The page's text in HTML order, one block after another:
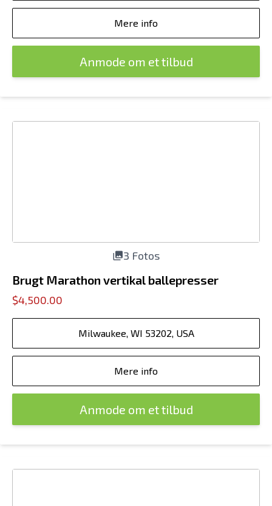
Mere info
Anmode om et tilbud
3 Fotos
Brugt Marathon vertikal ballepresser
$4,500.00
Milwaukee, WI 53202, USA
Mere info
Anmode om et tilbud